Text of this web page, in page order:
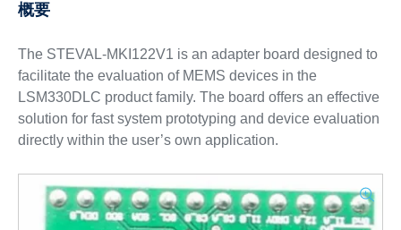
概要
The STEVAL-MKI122V1 is an adapter board designed to
facilitate the evaluation of MEMS devices in the
LSM330DLC product family. The board offers an effective
solution for fast system prototyping and device evaluation
directly within the user’s own application.